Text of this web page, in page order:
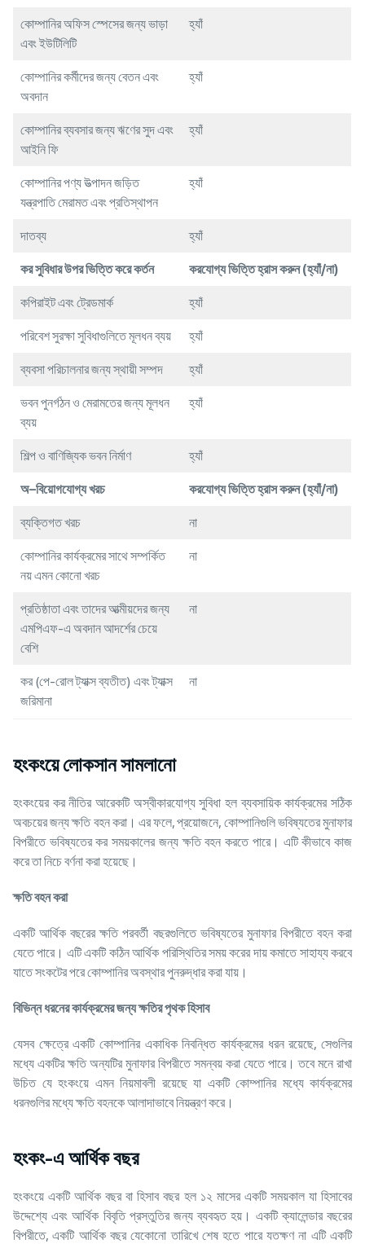
কোম্পানির অফিস স্পেসের জন্য ভাড়া
এবং ইউটিলিটি
হ্যাঁ
কোম্পানির কর্মীদের জন্য বেতন এবং
অবদান
হ্যাঁ
কোম্পানির ব্যবসার জন্য ঋণের সুদ এবং
আইনি ফি
হ্যাঁ
কোম্পানির পণ্য উত্পাদন জড়িত
যন্ত্রপাতি মেরামত এবং প্রতিস্থাপন
হ্যাঁ
দাতব্য হ্যাঁ
করসুবিধারউপরভিত্তিকরেকর্তন করযোগ্যভিত্তিহ্রাসকরুন(হ্যাঁ/না)
কপিরাইট এবং ট্রেডমার্ক হ্যাঁ
পরিবেশ সুরক্ষা সুবিধাগুলিতে মূলধন ব্যয় হ্যাঁ
ব্যবসা পরিচালনার জন্য স্থায়ী সম্পদ হ্যাঁ
ভবন পুনর্গঠন ও মেরামতের জন্য মূলধন
ব্যয়
হ্যাঁ
শিল্প ও বাণিজ্যিক ভবন নির্মাণ হ্যাঁ
অ–বিয়োগযোগ্যখরচ করযোগ্যভিত্তিহ্রাসকরুন(হ্যাঁ/না)
ব্যক্তিগত খরচ না
কোম্পানির কার্যক্রমের সাথে সম্পর্কিত
নয় এমন কোনো খরচ
না
প্রতিষ্ঠাতা এবং তাদের আত্মীয়দের জন্য
এমপিএফ-এ অবদান আদর্শের চেয়ে
বেশি
না
কর (পে-রোল ট্যাক্স ব্যতীত) এবং ট্যাক্স
জরিমানা
না
হংকংয়ে লোকসান সামলানো
হংকংয়ের কর নীতির আরেকটি অস্বীকারযোগ্য সুবিধা হল ব্যবসায়িক কার্যক্রমের সঠিক
অবচয়ের জন্য ক্ষতি বহন করা। এর ফলে, প্রয়োজনে, কোম্পানিগুলি ভবিষ্যতের মুনাফার
বিপরীতে ভবিষ্যতের কর সময়কালের জন্য ক্ষতি বহন করতে পারে। এটি কীভাবে কাজ
করে তা নিচে বর্ণনা করা হয়েছে।
ক্ষতিবহনকরা
একটি আর্থিক বছরের ক্ষতি পরবর্তী বছরগুলিতে ভবিষ্যতের মুনাফার বিপরীতে বহন করা
যেতে পারে। এটি একটি কঠিন আর্থিক পরিস্থিতির সময় করের দায় কমাতে সাহায্য করবে
যাতে সংকটের পরে কোম্পানির অবস্থার পুনরুদ্ধার করা যায়।
বিভিন্ন ধরনেরকার্যক্রমেরজন্যক্ষতিরপৃথকহিসাব
যেসব ক্ষেত্রে একটি কোম্পানির একাধিক নিবন্ধিত কার্যক্রমের ধরন রয়েছে, সেগুলির
মধ্যে একটির ক্ষতি অন্যটির মুনাফার বিপরীতে সমন্বয় করা যেতে পারে। তবে মনে রাখা
উচিত যে হংকংয়ে এমন নিয়মাবলী রয়েছে যা একটি কোম্পানির মধ্যে কার্যক্রমের
ধরনগুলির মধ্যে ক্ষতি বহনকে আলাদাভাবে নিয়ন্ত্রণ করে।
হংকং-এ আর্থিক বছর
হংকংয়ে একটি আর্থিক বছর বা হিসাব বছর হল ১২ মাসের একটি সময়কাল যা হিসাবের
উদ্দেশ্যে এবং আর্থিক বিবৃতি প্রস্তুতির জন্য ব্যবহৃত হয়। একটি ক্যালেন্ডার বছরের
বিপরীতে, একটি আর্থিক বছর যেকোনো তারিখে শেষ হতে পারে যতক্ষণ না এটি একটি